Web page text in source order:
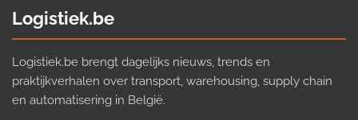
Logistiek.be
Logistiek.be brengt dagelijks nieuws, trends en
praktijkverhalen over transport, warehousing, supply chain
en automatisering in België.